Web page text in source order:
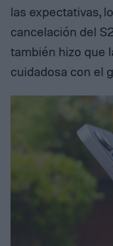
las expectativas,
cancelación del
también hizo que
cuidadosa con el